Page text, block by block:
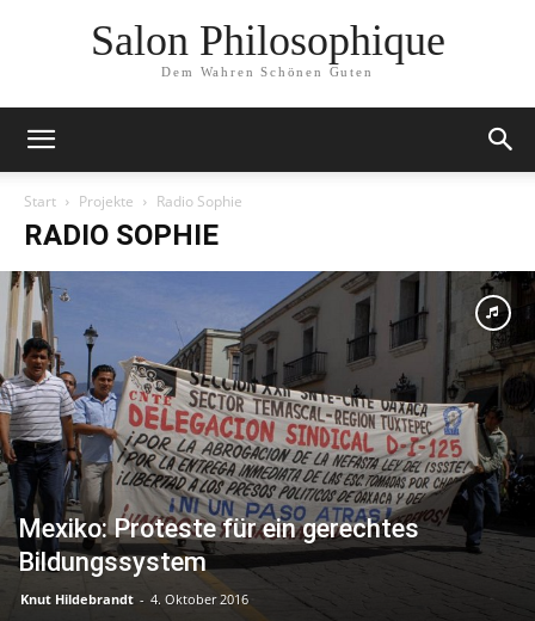
Salon Philosophique
Dem Wahren Schönen Guten
Start Projekte Radio Sophie
RADIO SOPHIE
Mexiko: Proteste für ein gerechtes
Bildungssystem
Knut Hildebrandt - 4. Oktober 2016